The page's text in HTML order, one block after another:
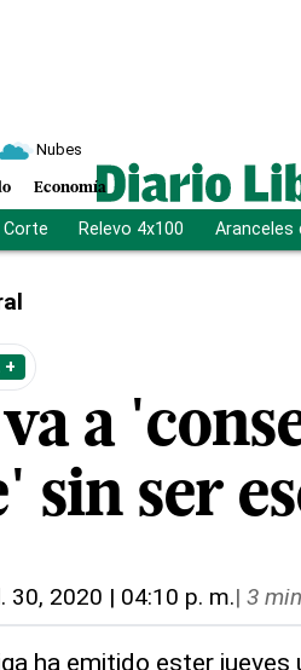
Nubes
Economía
Relevo 4x100 Aranceles
+
a
sin ser
30, 2020 | 04:10 p. m.| 3
ha emitido ester jueves